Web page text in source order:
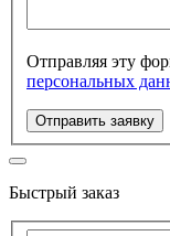
Отправляя эту
персональных
Отправить заявку
Быстрый заказ